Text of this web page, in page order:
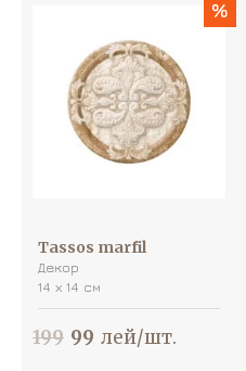
%
Tassos marfil
Декор
14 х 14 см
199 99 лей/шт.